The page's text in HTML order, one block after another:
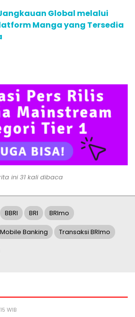
Global melalui
Manga yang Tersedia
ini 31 kali dibaca
BBRI BRI BRImo
Mobile Banking Transaksi BRImo
WIB